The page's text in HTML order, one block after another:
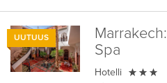
UUTUUS Marrakech:
Spa
Hotelli 